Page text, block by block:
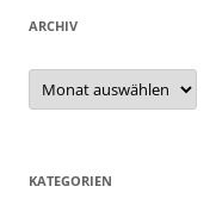
ARCHIV
Archiv
KATEGORIEN